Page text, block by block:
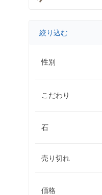
絞り込む
性別
こだわり
石
売り切れ
価格